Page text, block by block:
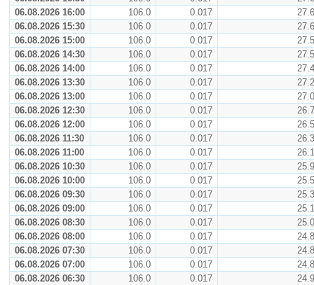
06.08.2026 16:00
106.0 0.017
27.6
06.08.2026 15:30
106.0 0.017
27.6
06.08.2026 15:00
106.0 0.017
27.5
06.08.2026 14:30
106.0 0.017
27.5
06.08.2026 14:00
106.0 0.017
27.4
06.08.2026 13:30
106.0 0.017
27.2
06.08.2026 13:00
106.0 0.017
27.0
06.08.2026 12:30
106.0 0.017
26.7
06.08.2026 12:00
106.0 0.017
26.5
06.08.2026 11:30
106.0 0.017
26.3
06.08.2026 11:00
106.0 0.017
26.1
06.08.2026 10:30
106.0 0.017
25.9
06.08.2026 10:00
106.0 0.017
25.5
06.08.2026 09:30
106.0 0.017
25.3
06.08.2026 09:00
106.0 0.017
25.1
06.08.2026 08:30
106.0 0.017
25.0
06.08.2026 08:00
106.0 0.017
24.8
06.08.2026 07:30
106.0 0.017
24.8
06.08.2026 07:00
106.0 0.017
24.8
06.08.2026 06:30
106.0 0.017
24.9